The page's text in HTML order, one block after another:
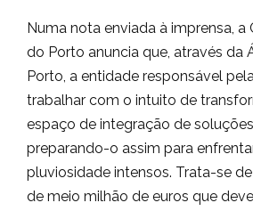
Numa nota enviada à imprensa, a
do Porto anuncia que, através da
Porto, a entidade responsável
trabalhar com o intuito de
espaço de integração de
preparando-o assim para
pluviosidade intensos. Trata-se
de meio milhão de euros que